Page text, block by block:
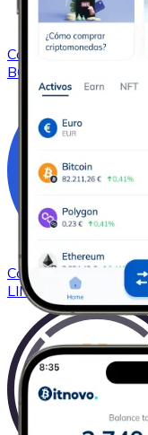
ComprarBitcoin Cash
BCH
ComprarChainlink
LINK